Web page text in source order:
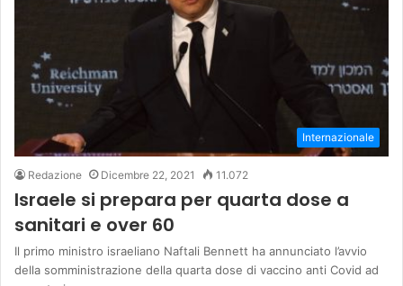
Internazionale
Redazione Dicembre 22, 2021 11.072
Israele si prepara per quarta dose a
sanitari e over 60
Il primo ministro israeliano Naftali Bennett ha annunciato l’avvio
della somministrazione della quarta dose di vaccino anti Covid ad